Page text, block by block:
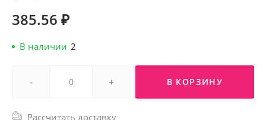
385.56 ₽
В наличии 2
- + В КОРЗИНУ
Рассчитать доставку